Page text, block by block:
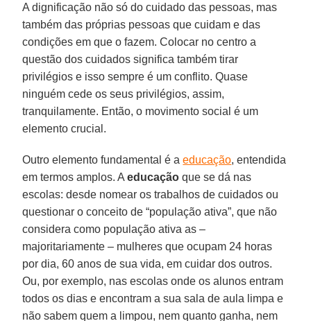
A dignificação não só do cuidado das pessoas, mas
também das próprias pessoas que cuidam e das
condições em que o fazem. Colocar no centro a
questão dos cuidados significa também tirar
privilégios e isso sempre é um conflito. Quase
ninguém cede os seus privilégios, assim,
tranquilamente. Então, o movimento social é um
elemento crucial.
Outro elemento fundamental é aeducação, entendida
em termos amplos. Aeducação que se dá nas
escolas: desde nomear os trabalhos de cuidados ou
questionar o conceito de “população ativa”, que não
considera como população ativa as –
majoritariamente – mulheres que ocupam 24 horas
por dia, 60 anos de sua vida, em cuidar dos outros.
Ou, por exemplo, nas escolas onde os alunos entram
todos os dias e encontram a sua sala de aula limpa e
não sabem quem a limpou, nem quanto ganha, nem